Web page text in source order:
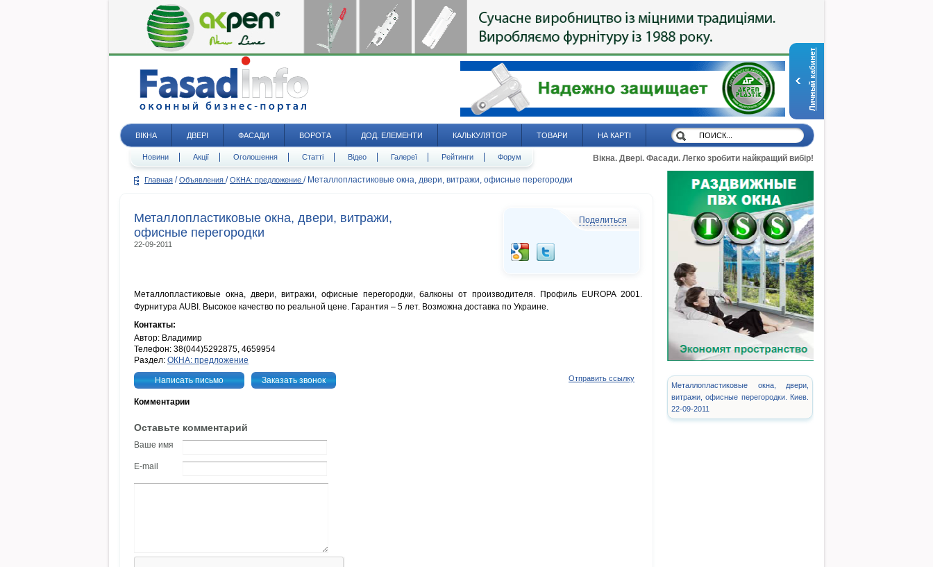
Личный кабинет
ВІКНА ДВЕРІ ФАСАДИ ВОРОТА ДОД. ЕЛЕМЕНТИ КАЛЬКУЛЯТОР ТОВАРИ НА КАРТІ
Новини Акції Оголошення Статті Відео Галереї Рейтинги Форум Вікна. Двері. Фасади. Легко зробити найкращий вибір!
Главная / Объявления / ОКНА: предложение / Металлопластиковые окна, двери, витражи, офисные перегородки
Металлопластиковые окна, двери, витражи,
офисные перегородки
22-09-2011
Поделиться
Металлопластиковые окна, двери, витражи, офисные перегородки, балконы от производителя. Профиль EUROPA 2001.
Фурнитура AUBI. Высокое качество по реальной цене. Гарантия – 5 лет. Возможна доставка по Украине.
Контакты:
Автор: Владимир
Телефон: 38(044)5292875, 4659954
Раздел: ОКНА: предложение
Написать письмо Заказать звонок Отправить ссылку
Комментарии
Оставьте комментарий
Ваше имя
E-mail
Металлопластиковые окна, двери,
витражи, офисные перегородки. Киев.
22-09-2011